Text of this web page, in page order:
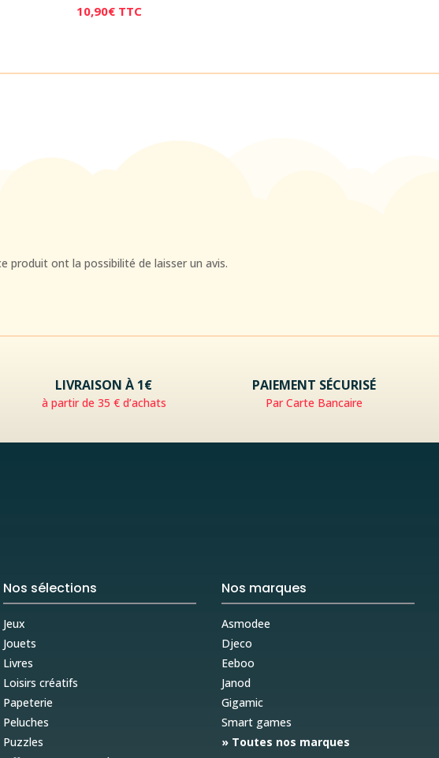
10,90€ TTC
produit ont la possibilité de laisser un avis.
LIVRAISON À 1€
à partir de 35 € d’achats
PAIEMENT SÉCURISÉ
Par Carte Bancaire
Nos sélections
Jeux
Jouets
Livres
Loisirs créatifs
Papeterie
Peluches
Puzzles
Nos marques
Asmodee
Djeco
Eeboo
Janod
Gigamic
Smart games
» Toutes nos marques